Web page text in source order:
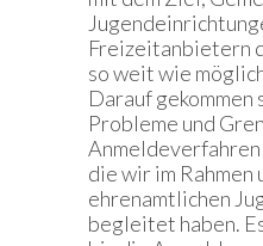
Freizeitanbietern
so weit wie
Darauf gekommen
Probleme und
die wir im Rahmen
ehrenamtlichen
begleitet haben.